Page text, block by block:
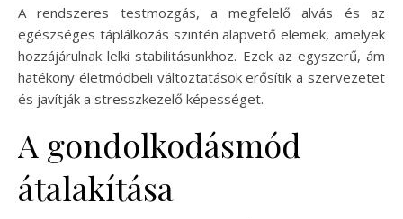
A rendszeres testmozgás, a megfelelő alvás és az
egészséges táplálkozás szintén alapvető elemek, amelyek
hozzájárulnak lelki stabilitásunkhoz. Ezek az egyszerű, ám
hatékony életmódbeli változtatások erősítik a szervezetet
és javítják a stresszkezelő képességet.
A gondolkodásmód
átalakítása